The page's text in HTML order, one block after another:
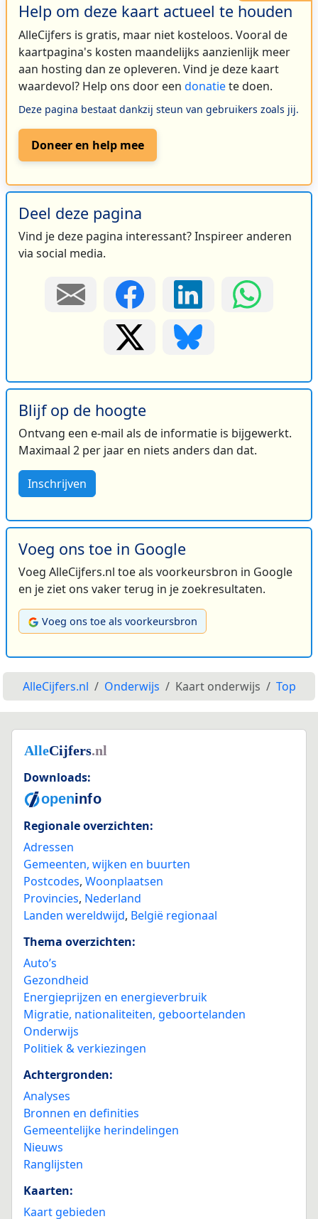
Help om deze kaart actueel te houden
AlleCijfers is gratis, maar niet kosteloos. Vooral de
kaartpagina's kosten maandelijks aanzienlijk meer
aan hosting dan ze opleveren. Vind je deze kaart
waardevol? Help ons door een donatiete doen.
Deze pagina bestaat dankzij steun van gebruikers zoals jij.
Doneer en help mee
Deel deze pagina
Vind je deze pagina interessant? Inspireer anderen
via social media.
Blijf op de hoogte
Ontvang een e-mail als de informatie is bijgewerkt.
Maximaal 2 per jaar en niets anders dan dat.
Inschrijven
Voeg ons toe in Google
Voeg AlleCijfers.nl toe als voorkeursbron in Google
en je ziet ons vaker terug in je zoekresultaten.
Voeg ons toe als voorkeursbron
AlleCijfers.nl Onderwijs Kaart onderwijs Top
Downloads:
Regionale overzichten:
Adressen
Gemeenten, wijken en buurten
Postcodes, Woonplaatsen
Provincies, Nederland
Landen wereldwijd, België regionaal
Thema overzichten:
Auto’s
Gezondheid
Energieprijzen en energieverbruik
Migratie, nationaliteiten, geboortelanden
Onderwijs
Politiek & verkiezingen
Achtergronden:
Analyses
Bronnen en definities
Gemeentelijke herindelingen
Nieuws
Ranglijsten
Kaarten:
Kaart gebieden